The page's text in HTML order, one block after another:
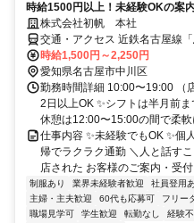
時給1500円以上！未経験OKの案
株式会社初帆 本社
交通・アクセス 近鉄名古屋線
時給1,500円～2,250円
愛知県名古屋市中川区
勤務時間詳細 10:00〜19:00 （
2日以上OK ✨シフトは半月前
休憩は12:00〜15:00の間で柔軟
仕事内容 ✨未経験でもOK ✨個
帰でラクラク通勤 ＼人と話す
店された お客様のご案内・受
制服あり 業界未経験者歓迎 社員登用
主婦・主夫歓迎
60代も応募可 フリー
職場見学可
学生歓迎 転勤なし 経験